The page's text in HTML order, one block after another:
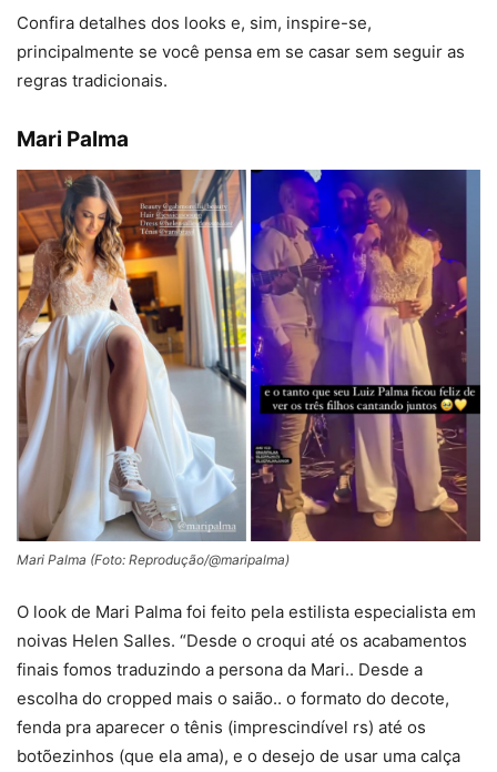
Confira detalhes dos looks e, sim, inspire-se,
principalmente se você pensa em se casar sem seguir as
regras tradicionais.
Mari Palma
Mari Palma (Foto: Reprodução/@maripalma)
O look de Mari Palma foi feito pela estilista especialista em
noivas Helen Salles. “Desde o croqui até os acabamentos
finais fomos traduzindo a persona da Mari.. Desde a
escolha do cropped mais o saião.. o formato do decote,
fenda pra aparecer o tênis (imprescindível rs) até os
botõezinhos (que ela ama), e o desejo de usar uma calça